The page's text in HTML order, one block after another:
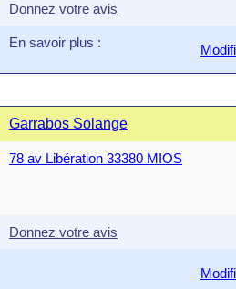
Donnez votre avis
En savoir plus :
Garrabos Solange
78 av Libération 33380 MIOS
Donnez votre avis